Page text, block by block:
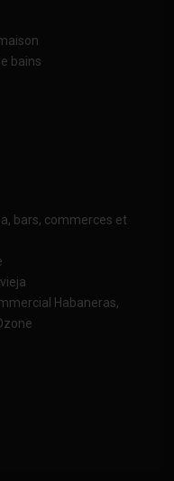
bains
bars, commerces et
Habaneras,